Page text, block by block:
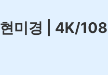
미경 | 4K/